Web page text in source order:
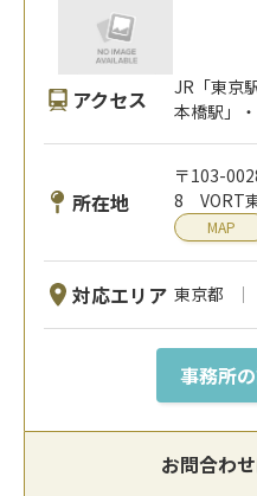
アクセス
JR「東京
本橋駅」
所在地
〒103-
8 VORT
MAP
対応エリア 東京都
事務所
お問合わ